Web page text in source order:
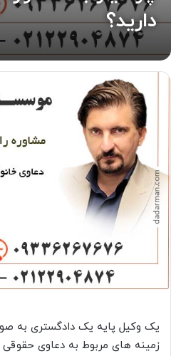
دارید؟
یک وکیل پایه یک دادگستری به
زمینه های مربوط به دعاوی